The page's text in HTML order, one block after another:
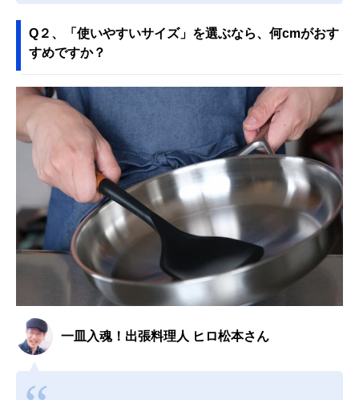
Q２、「使いやすいサイズ」を選ぶなら、何cmがおす
すめですか？
一皿入魂！出張料理人 ヒロ松本さん